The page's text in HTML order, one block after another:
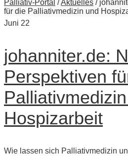
Palliativ-Portal /Aktuelles /
für die Palliativmedizin und
Juni 22
johanniter.de:
Perspektiven
Hospizarbeit
Wie lassen sich Palliativmedizin